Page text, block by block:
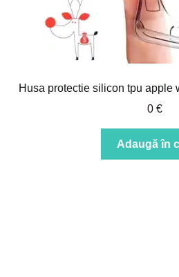
Husa protectie silicon tpu apple
0 €
Adaugă în